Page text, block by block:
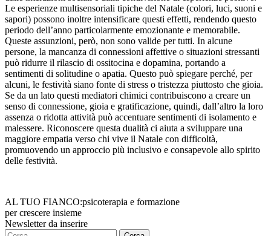
Le esperienze multisensoriali tipiche del Natale (colori, luci, suoni e
sapori) possono inoltre intensificare questi effetti, rendendo questo
periodo dell’anno particolarmente emozionante e memorabile.
Queste assunzioni, però, non sono valide per tutti. In alcune
persone, la mancanza di connessioni affettive o situazioni stressanti
può ridurre il rilascio di ossitocina e dopamina, portando a
sentimenti di solitudine o apatia. Questo può spiegare perché, per
alcuni, le festività siano fonte di stress o tristezza piuttosto che gioia.
Se da un lato questi mediatori chimici contribuiscono a creare un
senso di connessione, gioia e gratificazione, quindi, dall’altro la loro
assenza o ridotta attività può accentuare sentimenti di isolamento e
malessere. Riconoscere questa dualità ci aiuta a sviluppare una
maggiore empatia verso chi vive il Natale con difficoltà,
promuovendo un approccio più inclusivo e consapevole allo spirito
delle festività.
AL TUO FIANCO:psicoterapia e formazione
per crescere insieme
Newsletter da inserire